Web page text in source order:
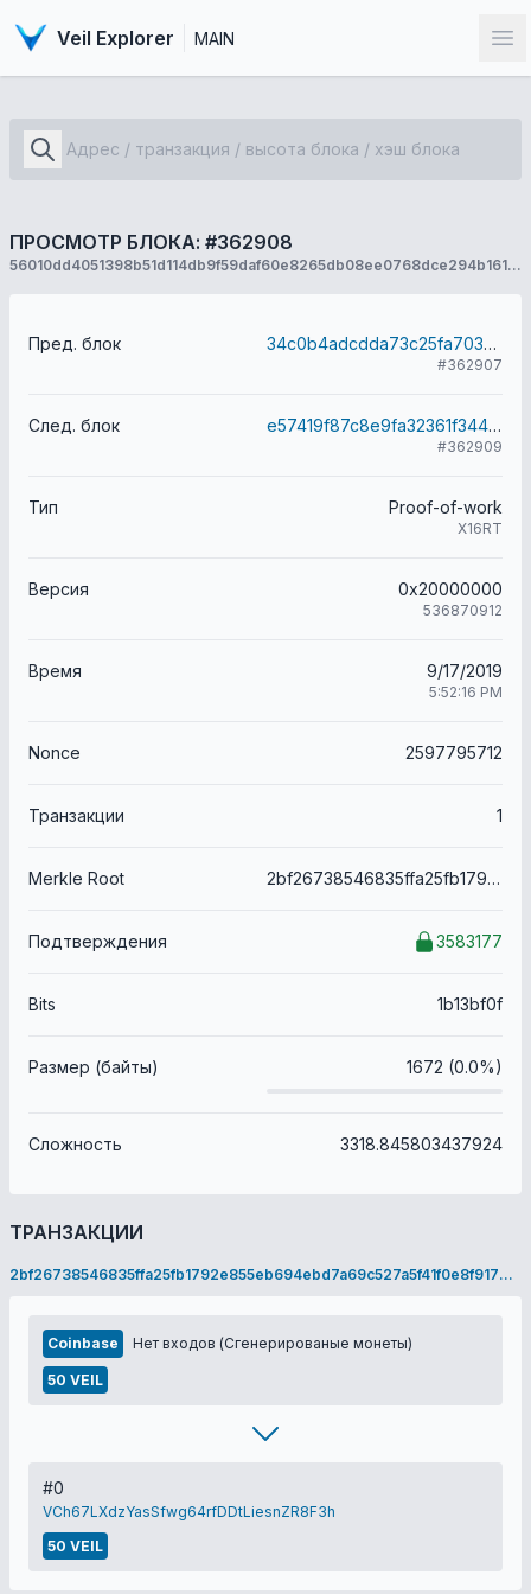
Veil Explorer MAIN
ПРОСМОТР БЛОКА: #362908
56010dd4051398b51d114db9f59daf60e8265db08ee0768dce294b1610cd18ee
Пред. блок 34c0b4adcdda73c25fa703a49d200131f47f754e39f0bdf208d27c0c3c2b8111
#362907
След. блок e57419f87c8e9fa32361f3444c28a6d5f2daeeda68612a90d99e5dacdd12e97d
#362909
Тип Proof-of-work
X16RT
Версия 0x20000000
536870912
Время 9/17/2019
5:52:16 PM
Nonce 2597795712
Транзакции 1
Merkle Root 2bf26738546835ffa25fb1792e855eb694ebd7a69c527a5f41f0e8f917631e8f
Подтверждения 3583177
Bits 1b13bf0f
Размер (байты) 1672 (0.0%)
Сложность 3318.845803437924
ТРАНЗАКЦИИ
2bf26738546835ffa25fb1792e855eb694ebd7a69c527a5f41f0e8f917631e8f
Coinbase Нет входов (Сгенерированые монеты)
50 VEIL
#0
VCh67LXdzYasSfwg64rfDDtLiesnZR8F3h
50 VEIL